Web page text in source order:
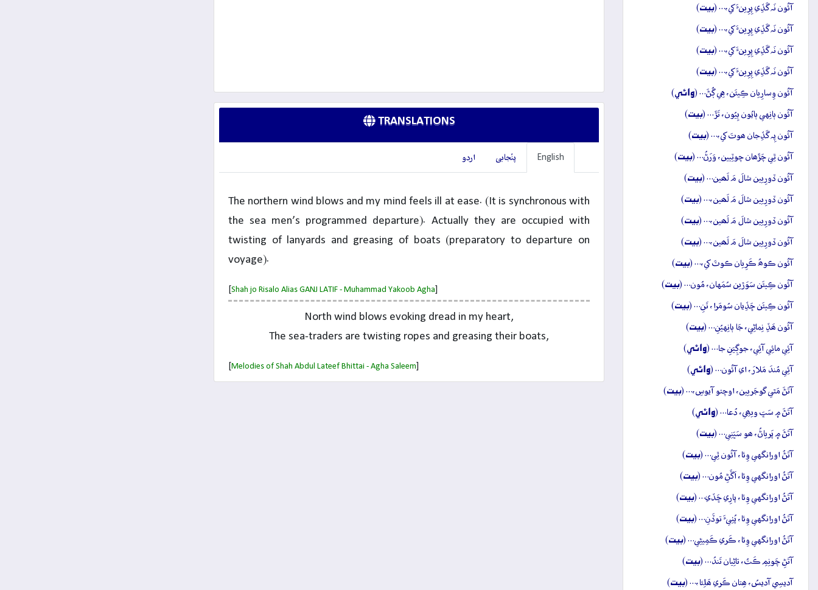
آئُون نَہ گَڏِي پِرِينءَ کي،… (بيت)
آئُون نَہ گَڏِي پِرِينءَ کي،… (بيت)
آئُون نَہ گَڏِي پِرِينءَ کي،… (بيت)
آئُون نَہ گَڏِي پِرِينءَ کي،… (بيت)
آئُون وِسارِيان ڪِيئَن، هِي ڳُڻَ… (وائِي)
آئُون ٻانِهي ٻايُون ٻِيُون، تَڙَ… (بيت)
آئُون پِہ گَڏِجان ھوتَ کي،… (بيت)
آئُون ٿِي چَڙَھان چوٽِيين، وَرَڻُ… (بيت)
آئُون ڏورِيين شالَ مَ لَھين… (بيت)
آئُون ڏورِيين شالَ مَ لَھين،… (بيت)
آئُون ڏورِيين شالَ مَ لَھين،… (بيت)
آئُون ڏورِيين شالَ مَ لَھين،… (بيت)
آئُون ڪوھُ ڪَرِيان ڪوٽَ کي،… (بيت)
آئُون ڪِيئَن سَوَڙين سُمَهان، مُون… (بيت)
آئُون ڪِيئَن ڇَڏِيان سُومَرا، تَنِ… (بيت)
آئُون ھَڏِ نِماڻِي، جَا ٻانِهيُنِ… (بيت)
آئِي مائِي آئِي، جوڳِيَنِ جا… (وائِي)
آئِي مُندَ مَلارَ، اي آئُون… (وائِي)
آتَڻَ مَٿي گوجَريين، اوچتو آيوسِ،… (بيت)
آتَڻَ ۾ سَڀَ ويھِي، دُعا… (وائِي)
آتَڻَ ۾ پَرياڻُ، ھو سَڀَنِي… (بيت)
آتَڻُ اورانگهي وِئا، آئُون ٿِي… (بيت)
آتَڻُ اورانگهي وِئا، اَڱَڻِ مُون… (بيت)
آتَڻُ اورانگهي وِئا، پارِي ڇَڏي… (بيت)
آتَڻُ اورانگهي وِئا، پُٺِيءَ توڏَنِ… (بيت)
آتَڻُ اورانگهي وِئا، ڪَري ڪَمِيڻِي… (بيت)
آتَڻِ چَونِمِ ڪَتُ، تاڻِيان تَندُ… (بيت)
آديسِي آديسُ، ھِتان ڪَري ھَلِئا،… (بيت)
TRANSLATIONS
English پنْجابی اردو
The northern wind blows and my mind feels ill at ease. (It is synchronous with
the sea men’s programmed departure). Actually they are occupied with
twisting of lanyards and greasing of boats (preparatory to departure on
voyage).
[Shah jo Risalo Alias GANJ LATIF - Muhammad Yakoob Agha
North wind blows evoking dread in my heart,
The sea-traders are twisting ropes and greasing their boats,
[Melodies of Shah Abdul Lateef Bhittai - Agha Saleem